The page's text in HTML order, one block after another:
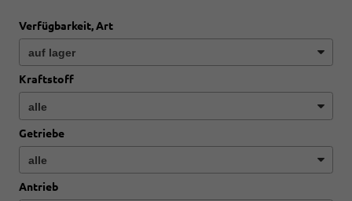
Verfügbarkeit, Art
Kraftstoff
Getriebe
Antrieb